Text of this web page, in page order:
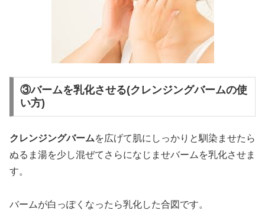
③バームを乳化させる(クレンジングバームの使
い方)
クレンジングバームを広げて肌にしっかりと馴染ませたら
ぬるま湯を少し混ぜてさらになじませバームを乳化させま
す。
バームが白っぽくなったら乳化した合図です。